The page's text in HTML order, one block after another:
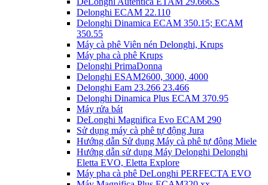
Delonghi ECAM 22.110
Delonghi Dinamica ECAM 350.15; ECAM
350.55
Máy cà phê Viên nén Delonghi, Krups
Máy pha cà phê Krups
Delonghi PrimaDonna
Delonghi ESAM2600, 3000, 4000
Delonghi Eam 23.266 23.466
Delonghi Dinamica Plus ECAM 370.95
Máy rửa bát
DeLonghi Magnifica Evo ECAM 290
Sử dụng máy cà phê tự động Jura
Hướng dẫn Sử dụng Máy cà phê tự động Miele
Hướng dẫn sử dụng Máy Delonghi Delonghi
Eletta EVO, Eletta Explore
Máy pha cà phê DeLonghi PERFECTA EVO